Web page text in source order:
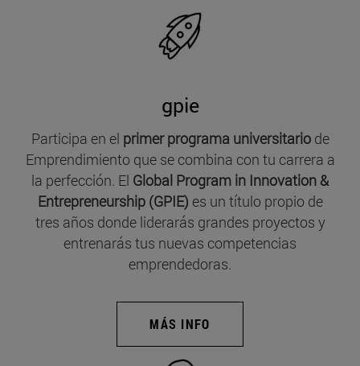
gpie
Participa en el primer programa universitariode
Emprendimiento que se combina con tu carrera a
la perfección. El Global Program in Innovation &
Entrepreneurship (GPIE) es un título propio de
tres años donde liderarás grandes proyectos y
entrenarás tus nuevas competencias
emprendedoras.
MÁS INFO